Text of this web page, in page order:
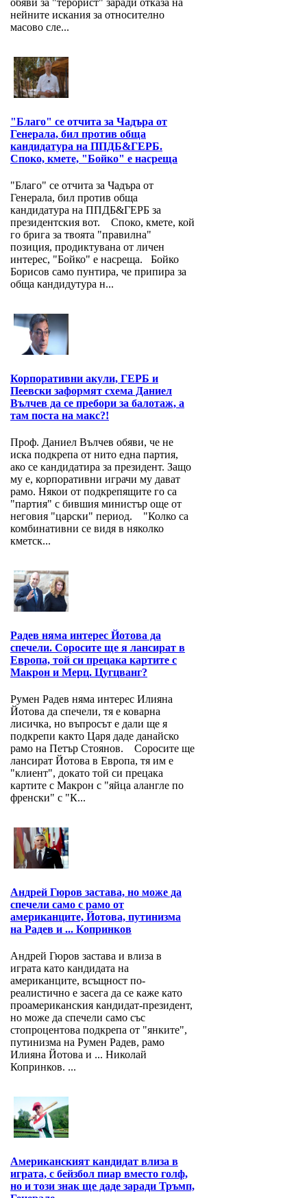
обяви за "терорист" заради отказа на
нейните искания за относително
масово сле...
"Благо" се отчита за Чадъра от
Генерала, бил против обща
кандидатура на ППДБ&ГЕРБ.
Споко, кмете, "Бойко" е насреща
"Благо" се отчита за Чадъра от
Генерала, бил против обща
кандидатура на ППДБ&ГЕРБ за
президентския вот. Споко, кмете, кой
го брига за твоята "правилна"
позиция, продиктувана от личен
интерес, "Бойко" е насреща. Бойко
Борисов само пунтира, че припира за
обща кандидутура н...
Корпоративни акули, ГЕРБ и
Пеевски заформят схема Даниел
Вълчев да се пребори за балотаж, а
там поста на макс?!
Проф. Даниел Вълчев обяви, че не
иска подкрепа от нито една партия,
ако се кандидатира за президент. Защо
му е, корпоративни играчи му дават
рамо. Някои от подкрепящите го са
"партия" с бившия министър още от
неговия "царски" период. "Колко са
комбинативни се видя в няколко
кметск...
Радев няма интерес Йотова да
спечели. Соросите ще я лансират в
Европа, той си прецака картите с
Макрон и Мерц. Цугцванг?
Румен Радев няма интерес Илияна
Йотова да спечели, тя е коварна
лисичка, но въпросът е дали ще я
подкрепи както Царя даде данайско
рамо на Петър Стоянов. Соросите ще
лансират Йотова в Европа, тя им е
"клиент", докато той си прецака
картите с Макрон с "яйца алангле по
френски" с "К...
Андрей Гюров застава, но може да
спечели само с рамо от
американците, Йотова, путинизма
на Радев и ... Копринков
Андрей Гюров застава и влиза в
играта като кандидата на
американците, всъщност по-
реалистично е засега да се каже като
проамериканския кандидат-президент,
но може да спечели само със
стопроцентова подкрепа от "янките",
путинизма на Румен Радев, рамо
Илияна Йотова и ... Николай
Копринков. ...
Американският кандидат влиза в
играта, с бейзбол пиар вместо голф,
но и този знак ще даде заради Тръмп,